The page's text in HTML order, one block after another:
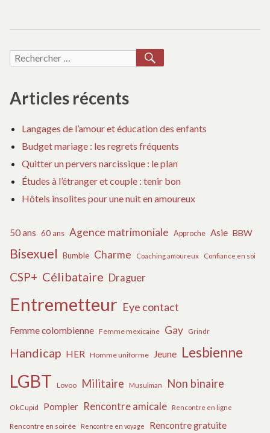
Recherche
Articles récents
Langages de l’amour et éducation des enfants
Budget mariage : les regrets fréquents
Quitter un pervers narcissique : le plan
Études à l’étranger et couple : tenir bon
Hôtels insolites pour une nuit en amoureux
50 ans 60 ans Agence matrimoniale Approche Asie BBW
Bisexuel Bumble Charme Coaching amoureux Confiance en soi
CSP+ Célibataire Draguer
Entremetteur Eye contact
Femme colombienne Femme mexicaine Gay Grindr
Handicap HER Homme uniforme Jeune Lesbienne
LGBT Lovoo Militaire Musulman Non binaire
OkCupid Pompier Rencontre amicale Rencontre en ligne
Rencontre en soirée Rencontre en voyage Rencontre gratuite